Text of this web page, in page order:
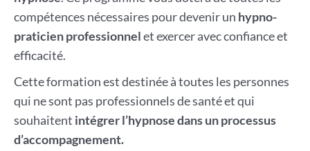
compétences nécessaires pour devenir un hypno-
praticien professionnelet exercer avec confiance et
efficacité.
Cette formation est destinée à toutes les personnes
qui ne sont pas professionnels de santé et qui
souhaitent intégrer l’hypnose dans un processus
d’accompagnement.